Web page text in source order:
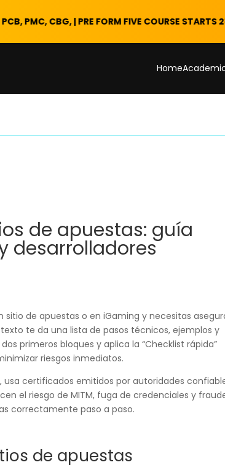
| PRE FORM FIVE COURSE STARTS 28 FEB 2026
Home
de apuestas: guía
desarrolladores
sitio de apuestas o en iGaming y necesitas
te da una lista de pasos técnicos, ejemplos y
primeros bloques y aplica la “Checklist rápida”
riesgos inmediatos.
usa certificados emitidos por autoridades
el riesgo de MITM, fuga de credenciales y
correctamente paso a paso.
de apuestas